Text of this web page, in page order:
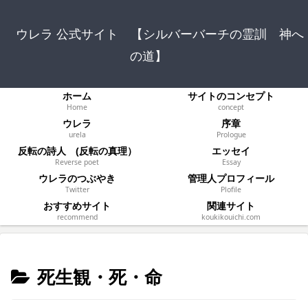
ウレラ 公式サイト 【シルバーバーチの霊訓 神へ
の道】
ホーム
Home
サイトのコンセプト
concept
ウレラ
urela
序章
Prologue
反転の詩人 (反転の真理）
Reverse poet
エッセイ
Essay
ウレラのつぶやき
Twitter
管理人プロフィール
Plofile
おすすめサイト
recommend
関連サイト
koukikouichi.com
死生観・死・命